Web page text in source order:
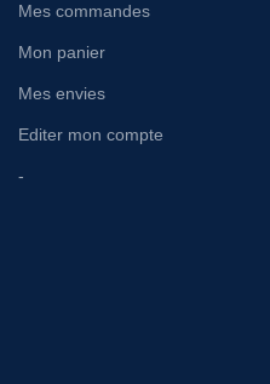
Mes commandes
Mon panier
Mes envies
Editer mon compte
-